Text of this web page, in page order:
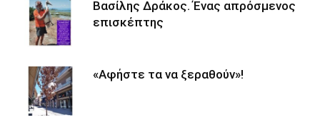
Βασίλης Δράκος. Ένας απρόσμενος
επισκέπτης
«Αφήστε τα να ξεραθούν»!